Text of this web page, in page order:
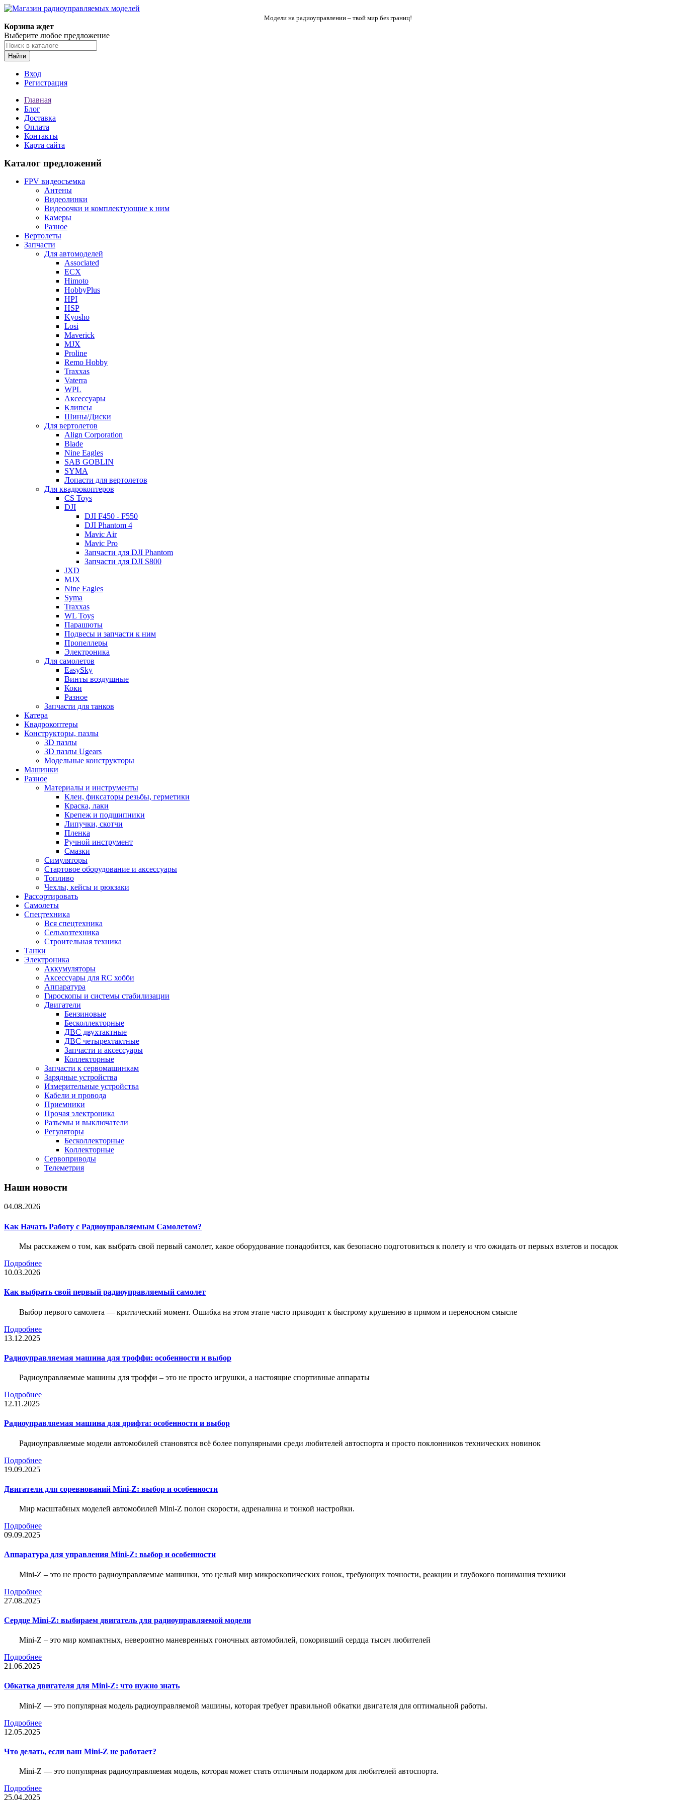
Модели на радиоуправлении – твой мир без границ!
Корзина ждет
Выберите любое предложение
Найти
Вход
Регистрация
Главная
Блог
Доставка
Оплата
Контакты
Карта сайта
Каталог предложений
FPV видеосъемка
Антены
Видеолинки
Видеоочки и комплектующие к ним
Камеры
Разное
Вертолеты
Запчасти
Для автомоделей
Associated
ECX
Himoto
HobbyPlus
HPI
HSP
Kyosho
Losi
Maverick
MJX
Proline
Remo Hobby
Traxxas
Vaterra
WPL
Аксессуары
Клипсы
Шины/Диски
Для вертолетов
Align Corporation
Blade
Nine Eagles
SAB GOBLIN
SYMA
Лопасти для вертолетов
Для квадрокоптеров
CS Toys
DJI
DJI F450 - F550
DJI Phantom 4
Mavic Air
Mavic Pro
Запчасти для DJI Phantom
Запчасти для DJI S800
JXD
MJX
Nine Eagles
Syma
Traxxas
WL Toys
Парашюты
Подвесы и запчасти к ним
Пропеллеры
Электроника
Для самолетов
EasySky
Винты воздушные
Коки
Разное
Запчасти для танков
Катера
Квадрокоптеры
Конструкторы, пазлы
3D пазлы
3D пазлы Ugears
Модельные конструкторы
Машинки
Разное
Материалы и инструменты
Клеи, фиксаторы резьбы, герметики
Краска, лаки
Крепеж и подшипники
Липучки, скотчи
Пленка
Ручной инструмент
Смазки
Симуляторы
Стартовое оборудование и аксессуары
Топливо
Чехлы, кейсы и рюкзаки
Рассортировать
Самолеты
Спецтехника
Вся спецтехника
Сельхозтехника
Строительная техника
Танки
Электроника
Аккумуляторы
Аксессуары для RC хобби
Аппаратура
Гироскопы и системы стабилизации
Двигатели
Бензиновые
Бесколлекторные
ДВС двухтактные
ДВС четырехтактные
Запчасти и аксессуары
Коллекторные
Запчасти к сервомашинкам
Зарядные устройства
Измерительные устройства
Кабели и провода
Приемники
Прочая электроника
Разъемы и выключатели
Регуляторы
Бесколлекторные
Коллекторные
Сервоприводы
Телеметрия
Наши новости
04.08.2026
Как Начать Работу с Радиоуправляемым Самолетом?
Мы расскажем о том, как выбрать свой первый самолет, какое оборудование понадобится, как безопасно подготовиться к полету и что ожидать от первых взлетов и посадок
Подробнее
10.03.2026
Как выбрать свой первый радиоуправляемый самолет
Выбор первого самолета — критический момент. Ошибка на этом этапе часто приводит к быстрому крушению в прямом и переносном смысле
Подробнее
13.12.2025
Радиоуправляемая машина для троффи: особенности и выбор
Радиоуправляемые машины для троффи – это не просто игрушки, а настоящие спортивные аппараты
Подробнее
12.11.2025
Радиоуправляемая машина для дрифта: особенности и выбор
Радиоуправляемые модели автомобилей становятся всё более популярными среди любителей автоспорта и просто поклонников технических новинок
Подробнее
19.09.2025
Двигатели для соревнований Mini-Z: выбор и особенности
Мир масштабных моделей автомобилей Mini-Z полон скорости, адреналина и тонкой настройки.
Подробнее
09.09.2025
Аппаратура для управления Mini-Z: выбор и особенности
Mini-Z – это не просто радиоуправляемые машинки, это целый мир микроскопических гонок, требующих точности, реакции и глубокого понимания техники
Подробнее
27.08.2025
Сердце Mini-Z: выбираем двигатель для радиоуправляемой модели
Mini-Z – это мир компактных, невероятно маневренных гоночных автомобилей, покоривший сердца тысяч любителей
Подробнее
21.06.2025
Обкатка двигателя для Mini-Z: что нужно знать
Mini-Z — это популярная модель радиоуправляемой машины, которая требует правильной обкатки двигателя для оптимальной работы.
Подробнее
12.05.2025
Что делать, если ваш Mini-Z не работает?
Mini-Z — это популярная радиоуправляемая модель, которая может стать отличным подарком для любителей автоспорта.
Подробнее
25.04.2025